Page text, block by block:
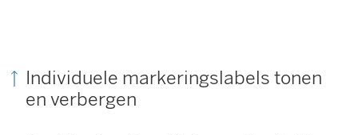
Individuele markeringslabels tonen
en verbergen